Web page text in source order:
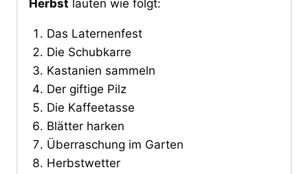
Herbst lauten wie folgt:
Das Laternenfest
Die Schubkarre
Kastanien sammeln
Der giftige Pilz
Die Kaffeetasse
Blätter harken
Überraschung im Garten
Herbstwetter